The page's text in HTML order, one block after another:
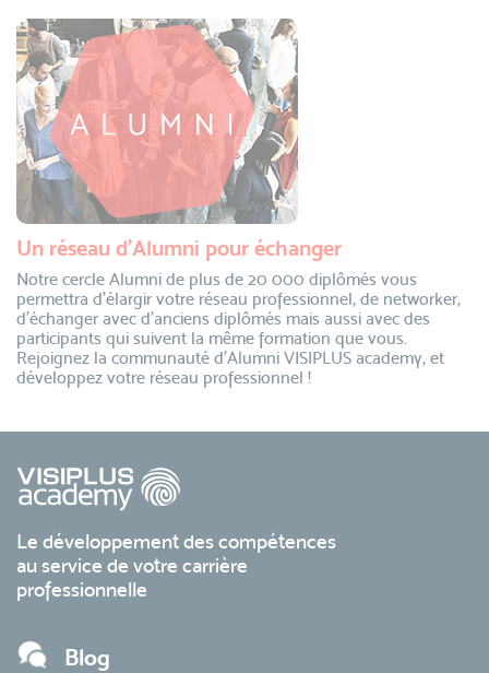
Un réseau d’Alumni pour échanger
Notre cercle Alumni de plus de 20 000 diplômés vous
permettra d’élargir votre réseau professionnel, de networker,
d’échanger avec d’anciens diplômés mais aussi avec des
participants qui suivent la même formation que vous.
Rejoignez la communauté d’Alumni VISIPLUS academy, et
développez votre réseau professionnel !
Le développement des compétences
au service de votre carrière
professionnelle
Blog